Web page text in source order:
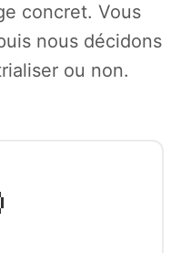
concret. Vous
nous décidons
ou non.